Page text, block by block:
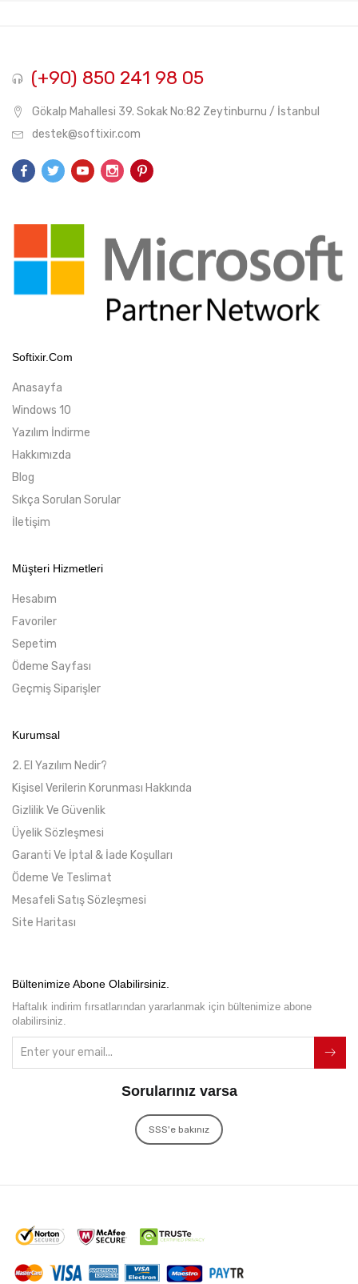
(+90) 850 241 98 05
Gökalp Mahallesi 39. Sokak No:82 Zeytinburnu / İstanbul
destek@softixir.com
Softixir.com
Anasayfa
Windows 10
Yazılım İndirme
Hakkımızda
Blog
Sıkça Sorulan Sorular
İletişim
Müşteri Hizmetleri
Hesabım
Favoriler
Sepetim
Ödeme Sayfası
Geçmiş Siparişler
Kurumsal
2. El Yazılım Nedir?
Kişisel Verilerin Korunması Hakkında
Gizlilik Ve Güvenlik
Üyelik Sözleşmesi
Garanti Ve İptal & İade Koşulları
Ödeme Ve Teslimat
Mesafeli Satış Sözleşmesi
Site Haritası
Bültenimize Abone Olabilirsiniz.
Haftalık indirim fırsatlarından yararlanmak için bültenimize abone
olabilirsiniz.
Sorularınız varsa
SSS'e bakınız